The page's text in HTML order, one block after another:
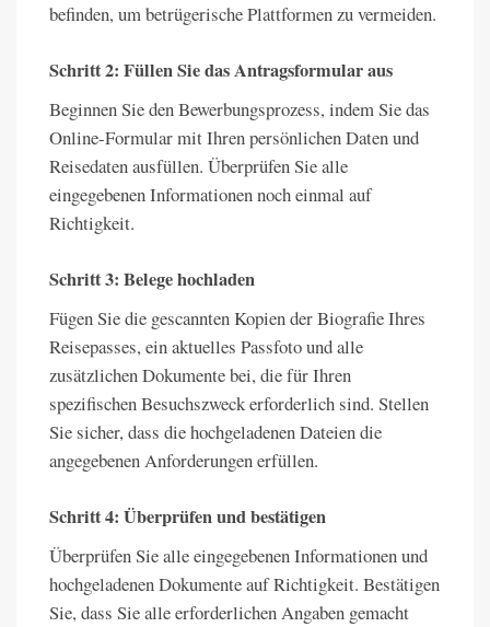
befinden, um betrügerische Plattformen zu vermeiden.
Schritt 2: Füllen Sie das Antragsformular aus
Beginnen Sie den Bewerbungsprozess, indem Sie das
Online-Formular mit Ihren persönlichen Daten und
Reisedaten ausfüllen. Überprüfen Sie alle
eingegebenen Informationen noch einmal auf
Richtigkeit.
Schritt 3: Belege hochladen
Fügen Sie die gescannten Kopien der Biografie Ihres
Reisepasses, ein aktuelles Passfoto und alle
zusätzlichen Dokumente bei, die für Ihren
spezifischen Besuchszweck erforderlich sind. Stellen
Sie sicher, dass die hochgeladenen Dateien die
angegebenen Anforderungen erfüllen.
Schritt 4: Überprüfen und bestätigen
Überprüfen Sie alle eingegebenen Informationen und
hochgeladenen Dokumente auf Richtigkeit. Bestätigen
Sie, dass Sie alle erforderlichen Angaben gemacht